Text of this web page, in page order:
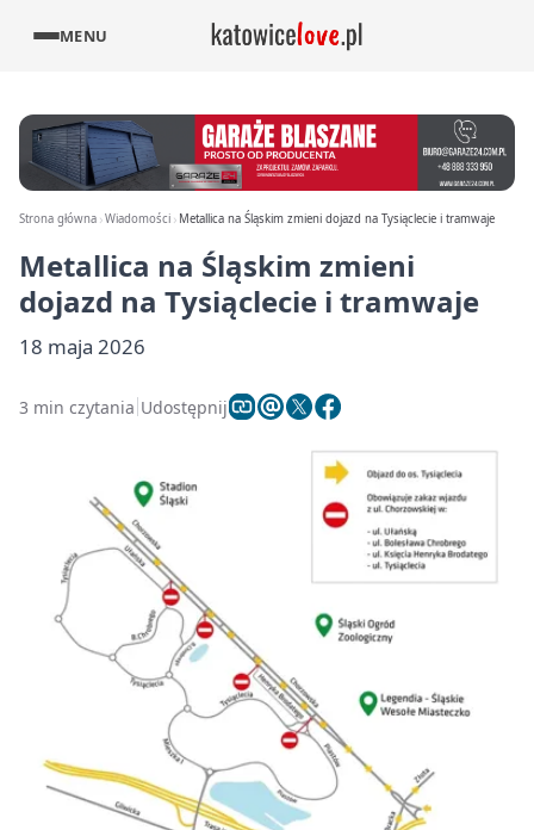
MENU
Strona główna Wiadomości Metallica na Śląskim zmieni dojazd na Tysiąclecie i tramwaje
Metallica na Śląskim zmieni
dojazd na Tysiąclecie i tramwaje
18 maja 2026
3 min czytania Udostępnij